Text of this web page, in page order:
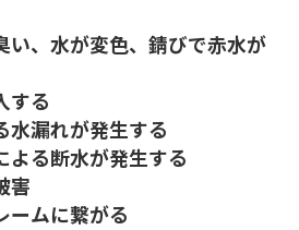
い、水が変色、錆びで赤水が
する
水漏れが発生する
よる断水が発生する
害
ームに繋がる